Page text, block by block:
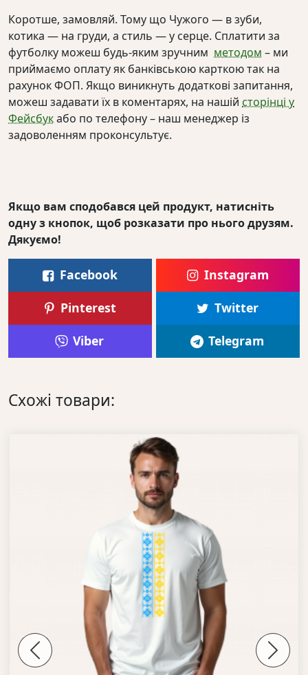
Коротше, замовляй. Тому що Чужого — в зуби,
котика — на груди, а стиль — у серце. Сплатити за
футболку можеш будь-яким зручним методом – ми
приймаємо оплату як банківською карткою так на
рахунок ФОП. Якщо виникнуть додаткові запитання,
можеш задавати їх в коментарях, на нашій сторінці у
Фейсбукабо по телефону – наш менеджер із
задоволенням проконсультує.
Якщо вам сподобався цей продукт, натисніть
одну з кнопок, щоб розказати про нього друзям.
Дякуємо!
Facebook
Instagram
Pinterest
Twitter
Viber
Telegram
Схожі товари:
Previous Next